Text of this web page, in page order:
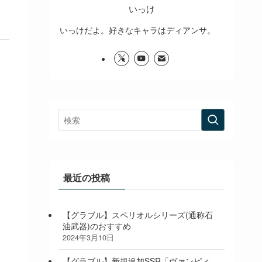
いっけ
いっけだよ。好きなキャラはディアンサ。
最近の投稿
【グラブル】スペリオルシリーズ(通称石
油武器)のおすすめ
2024年3月10日